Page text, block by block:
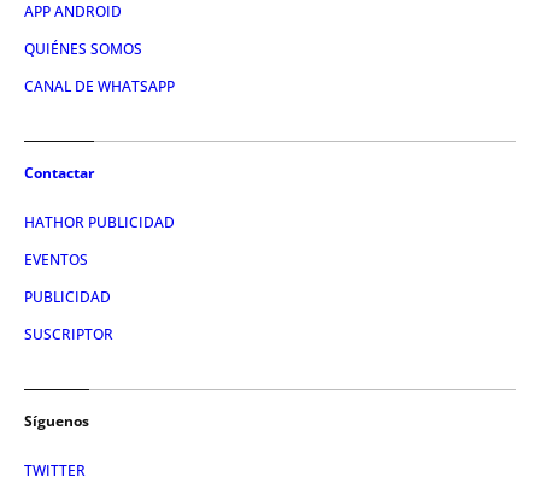
APP ANDROID
QUIÉNES SOMOS
CANAL DE WHATSAPP
Contactar
HATHOR PUBLICIDAD
EVENTOS
PUBLICIDAD
SUSCRIPTOR
Síguenos
TWITTER